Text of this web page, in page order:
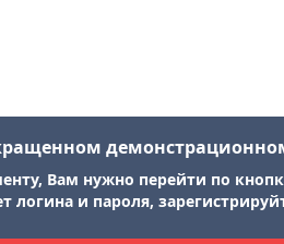
Вам нужно перейти по
логина и пароля,